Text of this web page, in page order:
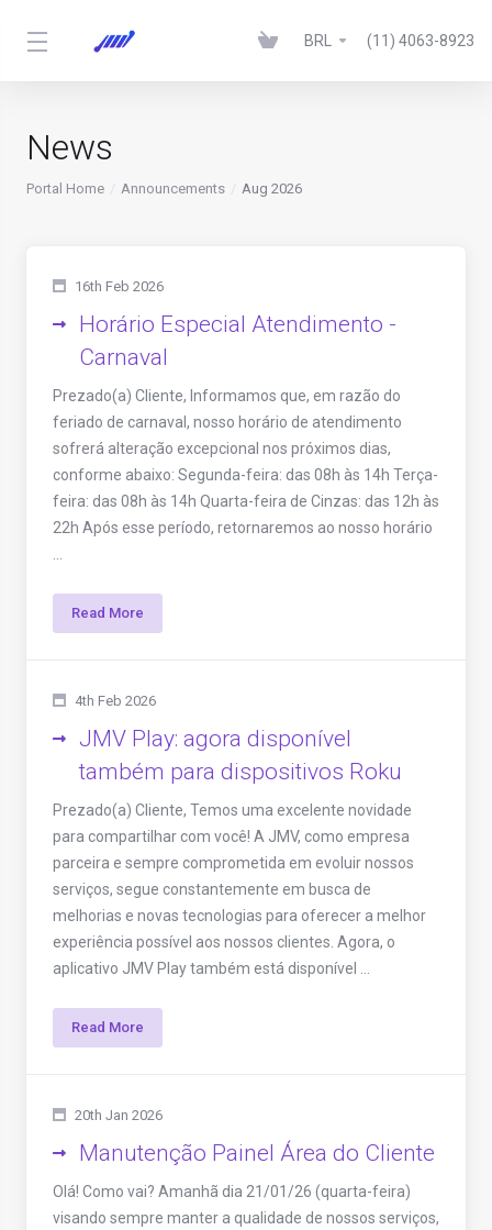
BRL (11) 4063-8923
News
Portal Home Announcements Aug 2026
16th Feb 2026
Horário Especial Atendimento -
Carnaval
Prezado(a) Cliente, Informamos que, em razão do
feriado de carnaval, nosso horário de atendimento
sofrerá alteração excepcional nos próximos dias,
conforme abaixo: Segunda-feira: das 08h às 14h Terça-
feira: das 08h às 14h Quarta-feira de Cinzas: das 12h às
22h Após esse período, retornaremos ao nosso horário
Read More
4th Feb 2026
JMV Play: agora disponível
também para dispositivos Roku
Prezado(a) Cliente, Temos uma excelente novidade
para compartilhar com você! A JMV, como empresa
parceira e sempre comprometida em evoluir nossos
serviços, segue constantemente em busca de
melhorias e novas tecnologias para oferecer a melhor
experiência possível aos nossos clientes. Agora, o
aplicativo JMV Play também está disponível ...
Read More
20th Jan 2026
Manutenção Painel Área do Cliente
Olá! Como vai? Amanhã dia 21/01/26 (quarta-feira)
visando sempre manter a qualidade de nossos serviços,